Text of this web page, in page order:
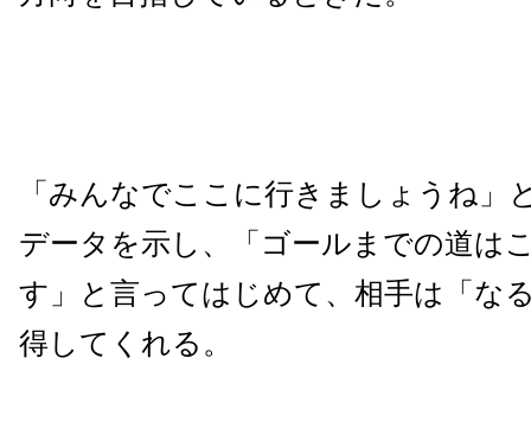
「みんなでここに行きましょうね」
データを示し、「ゴールまでの道は
す」と言ってはじめて、相手は「な
得してくれる。